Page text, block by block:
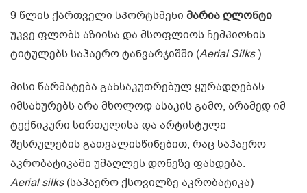
9 წლის ქართველი სპორტსმენი მარია ღლონტი
უკვე ფლობს აზიისა და მსოფლიოს ჩემპიონის
ტიტულებს საჰაერო ტანვარჯიშში (Aerial Silks).
მისი წარმატება განსაკუთრებულ ყურადღებას
იმსახურებს არა მხოლოდ ასაკის გამო, არამედ იმ
ტექნიკური სირთულისა და არტისტული
შესრულების გათვალისწინებით, რაც საჰაერო
აკრობატიკაში უმაღლეს დონეზე ფასდება.
Aerial silks(საჰაერო ქსოვილზე აკრობატიკა)